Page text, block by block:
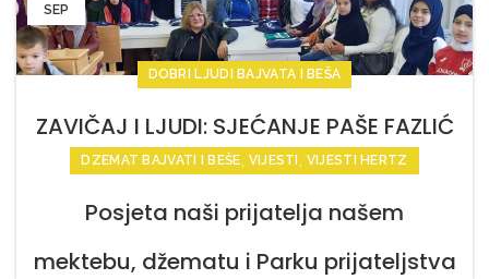
DOBRI LJUDI BAJVATA I BEŠA
ZAVIČAJ I LJUDI: SJEĆANJE PAŠE FAZLIĆ
ROĐ. ŠEHIĆ
Admin 0
SEP
DZEMAT BAJVATI I BEŠE VIJESTI VIJESTI HERTZ
Posjeta naši prijatelja našem
mektebu, džematu i Parku prijateljstva